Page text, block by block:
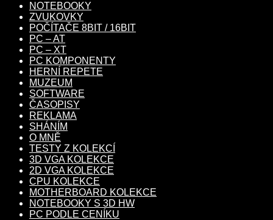
NOTEBOOKY
ZVUKOVKY
POČÍTAČE 8BIT / 16BIT
PC – AT
PC – XT
PC KOMPONENTY
HERNÍ REPETE
MUZEUM
SOFTWARE
ČASOPISY
REKLAMA
SHÁNÍM
O MNĚ
TESTY Z KOLEKCÍ
3D VGA KOLEKCE
2D VGA KOLEKCE
CPU KOLEKCE
MOTHERBOARD KOLEKCE
NOTEBOOKY S 3D HW
PC PODLE CENÍKU